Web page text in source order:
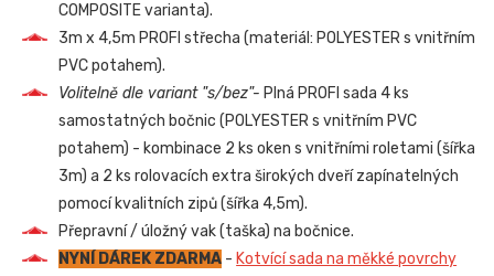
COMPOSITE varianta).
3m x 4,5m PROFI střecha (materiál: POLYESTER s vnitřním
PVC potahem).
Volitelně dle variant "s/bez"- Plná PROFI sada 4 ks
samostatných bočnic (POLYESTER s vnitřním PVC
potahem) - kombinace 2 ks oken s vnitřními roletami (šířka
3m) a 2 ks rolovacích extra širokých dveří zapínatelných
pomocí kvalitních zipů (šířka 4,5m).
Přepravní / úložný vak (taška) na bočnice.
NYNÍ DÁREK ZDARMA - Kotvící sada na měkké povrchy